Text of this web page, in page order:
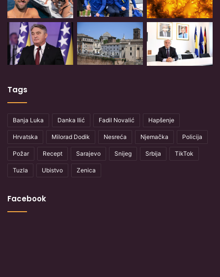
Tags
Banja Luka Danka Ilić Fadil Novalić Hapšenje
Hrvatska Milorad Dodik Nesreća Njemačka Policija
Požar Recept Sarajevo Snijeg Srbija TikTok
Tuzla Ubistvo Zenica
Facebook